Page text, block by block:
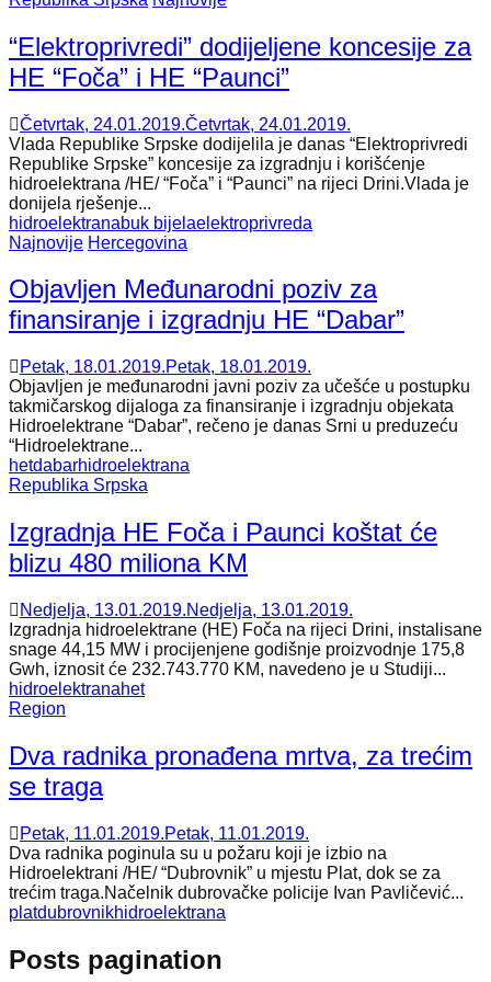
“Elektroprivredi” dodijeljene koncesije za
HE “Foča” i HE “Paunci”
Četvrtak, 24.01.2019.Četvrtak, 24.01.2019.
Vlada Republike Srpske dodijelila je danas “Elektroprivredi
Republike Srpske” koncesije za izgradnju i korišćenje
hidroelektrana /HE/ “Foča” i “Paunci” na rijeci Drini.Vlada je
donijela rješenje...
hidroelektranabuk bijelaelektroprivreda
Najnovije Hercegovina
Objavljen Međunarodni poziv za
finansiranje i izgradnju HE “Dabar”
Petak, 18.01.2019.Petak, 18.01.2019.
Objavljen je međunarodni javni poziv za učešće u postupku
takmičarskog dijaloga za finansiranje i izgradnju objekata
Hidroelektrane “Dabar”, rečeno je danas Srni u preduzeću
“Hidroelektrane...
hetdabarhidroelektrana
Republika Srpska
Izgradnja HE Foča i Paunci koštat će
blizu 480 miliona KM
Nedjelja, 13.01.2019.Nedjelja, 13.01.2019.
Izgradnja hidroelektrane (HE) Foča na rijeci Drini, instalisane
snage 44,15 MW i procijenjene godišnje proizvodnje 175,8
Gwh, iznosit će 232.743.770 KM, navedeno je u Studiji...
hidroelektranahet
Region
Dva radnika pronađena mrtva, za trećim
se traga
Petak, 11.01.2019.Petak, 11.01.2019.
Dva radnika poginula su u požaru koji je izbio na
Hidroelektrani /HE/ “Dubrovnik” u mjestu Plat, dok se za
trećim traga.Načelnik dubrovačke policije Ivan Pavličević...
platdubrovnikhidroelektrana
Posts pagination